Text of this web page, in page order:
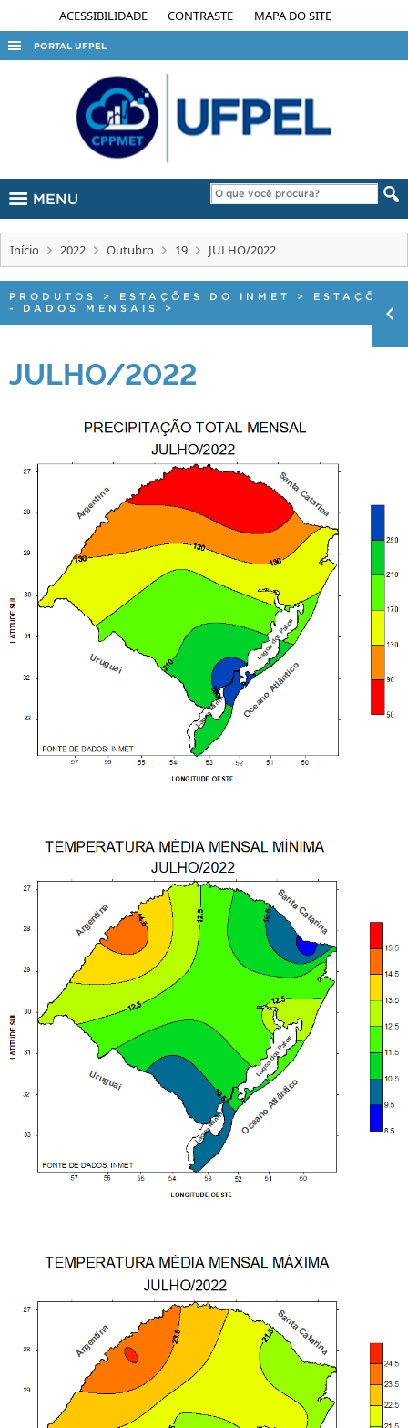
ACESSIBILIDADE CONTRASTE MAPA DO SITE
PORTAL UFPEL
ACESSO À INFORMAÇÃO
AUDITORIA
EDITAIS
INTERNACIONAL
PORTARIAS
TELEFONES
MENU
Início 2022 Outubro 19 JULHO/2022
PRODUTOS > ESTAÇÕES DO INMET > ESTAÇÕES
- DADOS MENSAIS
>
JULHO/2022